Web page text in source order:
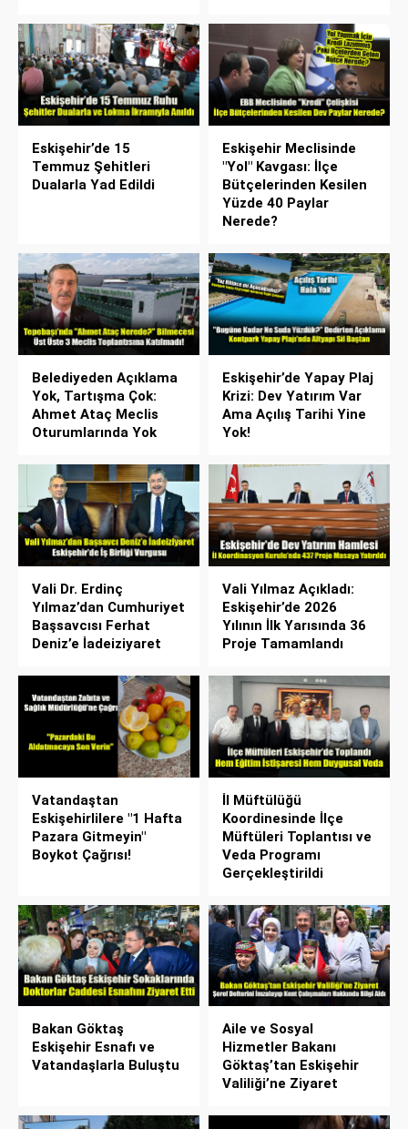
Eskişehir’de 15
Temmuz Şehitleri
Dualarla Yad Edildi
Eskişehir Meclisinde
"Yol" Kavgası: İlçe
Bütçelerinden Kesilen
Yüzde 40 Paylar
Nerede?
Belediyeden Açıklama
Yok, Tartışma Çok:
Ahmet Ataç Meclis
Oturumlarında Yok
Eskişehir’de Yapay Plaj
Krizi: Dev Yatırım Var
Ama Açılış Tarihi Yine
Yok!
Vali Dr. Erdinç
Yılmaz’dan Cumhuriyet
Başsavcısı Ferhat
Deniz’e İadeiziyaret
Vali Yılmaz Açıkladı:
Eskişehir’de 2026
Yılının İlk Yarısında 36
Proje Tamamlandı
Vatandaştan
Eskişehirlilere "1 Hafta
Pazara Gitmeyin"
Boykot Çağrısı!
İl Müftülüğü
Koordinesinde İlçe
Müftüleri Toplantısı ve
Veda Programı
Gerçekleştirildi
Bakan Göktaş
Eskişehir Esnafı ve
Vatandaşlarla Buluştu
Aile ve Sosyal
Hizmetler Bakanı
Göktaş’tan Eskişehir
Valiliği’ne Ziyaret